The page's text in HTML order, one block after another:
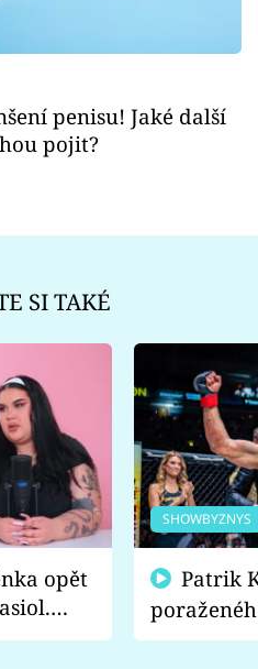
penisu! Jaké další
pojit?
SI TAKÉ
opět
a
SHOWBYZNYS
fanoušci